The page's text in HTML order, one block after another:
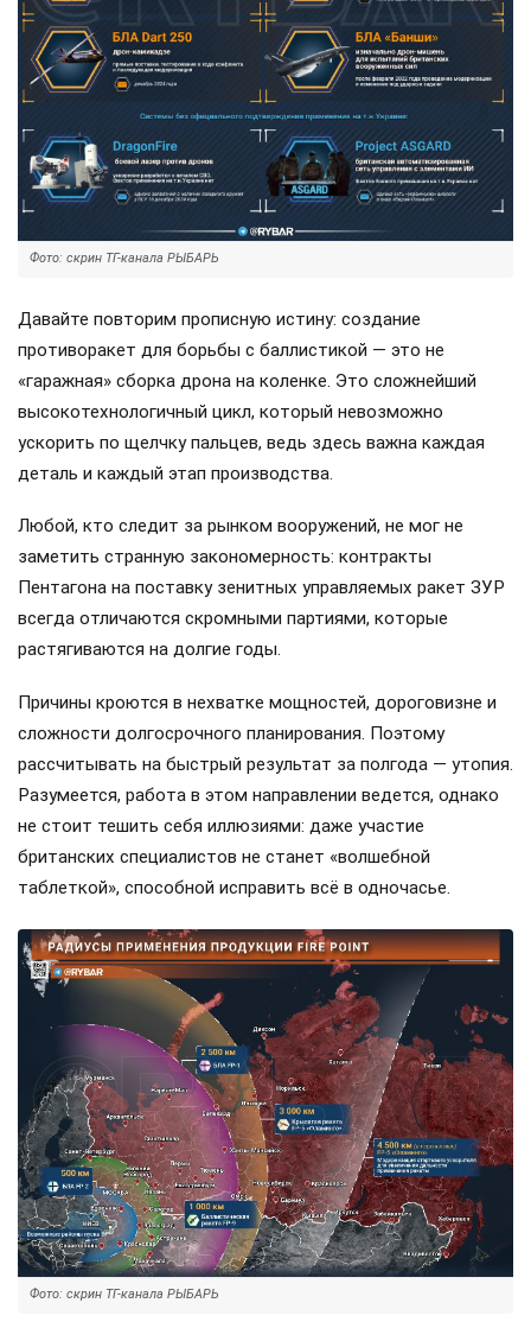
Фото: скрин ТГ-канала РЫБАРЬ
Давайте повторим прописную истину: создание
противоракет для борьбы с баллистикой — это не
«гаражная» сборка дрона на коленке. Это сложнейший
высокотехнологичный цикл, который невозможно
ускорить по щелчку пальцев, ведь здесь важна каждая
деталь и каждый этап производства.
Любой, кто следит за рынком вооружений, не мог не
заметить странную закономерность: контракты
Пентагона на поставку зенитных управляемых ракет ЗУР
всегда отличаются скромными партиями, которые
растягиваются на долгие годы.
Причины кроются в нехватке мощностей, дороговизне и
сложности долгосрочного планирования. Поэтому
рассчитывать на быстрый результат за полгода — утопия.
Разумеется, работа в этом направлении ведется, однако
не стоит тешить себя иллюзиями: даже участие
британских специалистов не станет «волшебной
таблеткой», способной исправить всё в одночасье.
Фото: скрин ТГ-канала РЫБАРЬ